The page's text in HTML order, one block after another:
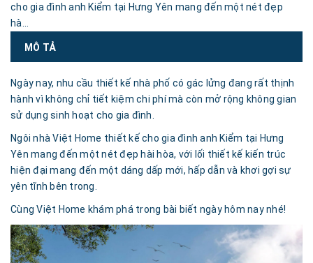
cho gia đình anh Kiểm tại Hưng Yên mang đến một nét đẹp
hà...
MÔ TẢ
Ngày nay, nhu cầu thiết kế nhà phố có gác lửng đang rất thịnh
hành vì không chỉ tiết kiệm chi phí mà còn mở rộng không gian
sử dụng sinh hoạt cho gia đình.
Ngôi nhà Việt Home thiết kế cho gia đình anh Kiểm tại Hưng
Yên mang đến một nét đẹp hài hòa, với lối thiết kế kiến trúc
hiện đại mang đến một dáng dấp mới, hấp dẫn và khơi gợi sự
yên tĩnh bên trong.
Cùng Việt Home khám phá trong bài biết ngày hôm nay nhé!